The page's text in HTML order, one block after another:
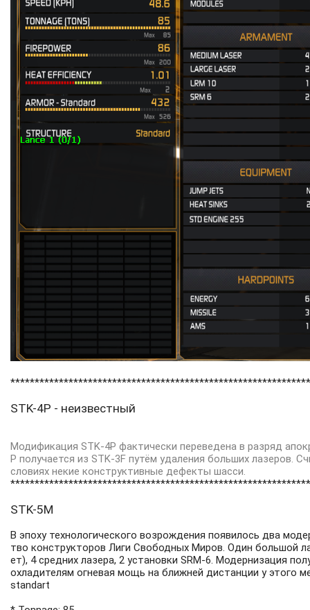
STK-4P - неизвестный
Модификация STK-4P фактически переведена в разряд
P получается из STK-3F путём удаления больших лазеров.
словиях некие конструктивные дефекты шасси.
STK-5M
В эпоху технологического возрождения появилось два
тво конструкторов Лиги Свободных Миров. Один большой
ет), 4 средних лазера, 2 установки SRM-6. Модернизация
охладителям огневая мощь на ближней дистанции у этого
standart